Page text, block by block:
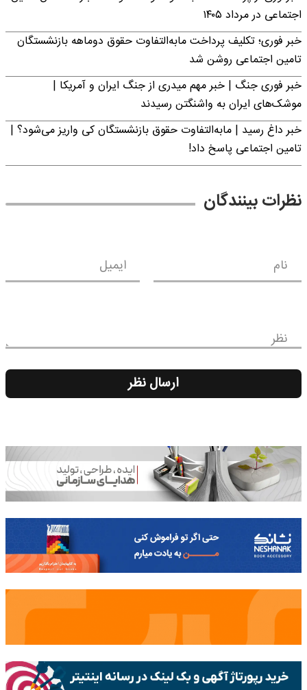
اجتماعی در مرداد ۱۴۰۵
خبر فوری؛ تکلیف پرداخت مابه‌التفاوت حقوق دوماهه بازنشستگان
تامین اجتماعی روشن شد
خبر فوری جنگ | خبر مهم میدری از جنگ ایران و آمریکا |
موشک‌های ایران به واشنگتن رسیدند
خبر داغ رسید | مابه‌التفاوت حقوق بازنشستگان کی واریز می‌شود؟ |
تامین اجتماعی پاسخ داد!
نظرات بینندگان
نام ایمیل
نظر
ارسال نظر